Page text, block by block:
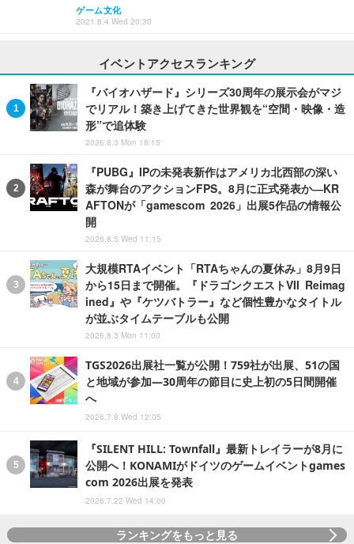
ゲーム文化
2021.8.4 Wed 20:30
イベントアクセスランキング
『バイオハザード』シリーズ30周年の展示会がマジ
でリアル！築き上げてきた世界観を“空間・映像・造
形”で追体験
2026.8.3 Mon 18:15
『PUBG』IPの未発表新作はアメリカ北西部の深い
森が舞台のアクションFPS。8月に正式発表か―KR
AFTONが「gamescom 2026」出展5作品の情報公
開
2026.8.5 Wed 11:15
大規模RTAイベント「RTAちゃんの夏休み」8月9日
から15日まで開催。『ドラゴンクエストVII Reimag
ined』や『ケツバトラー』など個性豊かなタイトル
が並ぶタイムテーブルも公開
2026.8.3 Mon 11:00
TGS2026出展社一覧が公開！759社が出展、51の国
と地域が参加―30周年の節目に史上初の5日間開催
へ
2026.7.8 Wed 12:05
『SILENT HILL: Townfall』最新トレイラーが8月に
公開へ！KONAMIがドイツのゲームイベントgames
com 2026出展を発表
2026.7.22 Wed 14:00
ランキングをもっと見る